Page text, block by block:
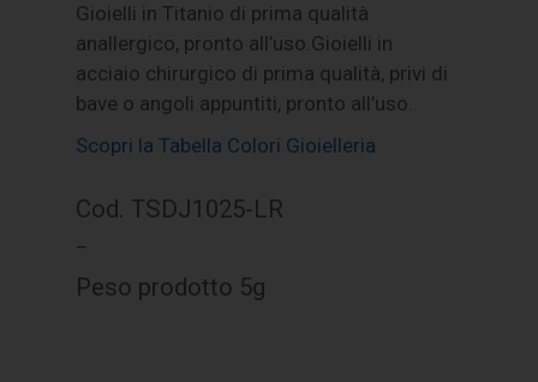
Gioielli in Titanio di prima qualità
anallergico, pronto all’uso.Gioielli in
acciaio chirurgico di prima qualità, privi di
bave o angoli appuntiti, pronto all’uso.
Scopri la Tabella Colori Gioielleria
Cod. TSDJ1025-LR
–
Peso prodotto 5g